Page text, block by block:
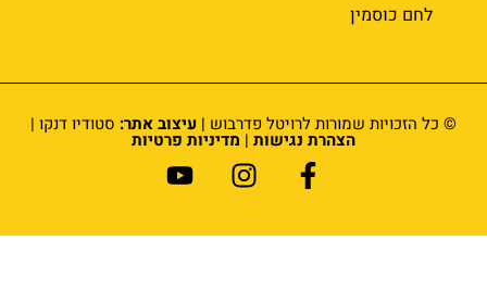
לחם כוסמין
© כל הזכויות שמורות לרויטל פדרבוש | עיצוב אתר: סטודיו דנקו |
הצהרת נגישות | מדיניות פרטיות